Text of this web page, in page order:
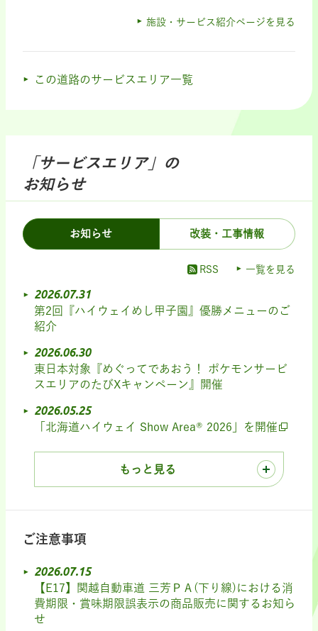
施設・サービス紹介ページを見る
この道路のサービスエリア一覧
「サービスエリア」の
お知らせ
お知らせ 改装・工事情報
RSS 一覧を見る
2026.07.31
第2回『ハイウェイめし甲子園』優勝メニューのご
紹介
2026.06.30
東日本対象『めぐってであおう！ ポケモンサービ
スエリアのたびXキャンペーン』開催
2026.05.25
「北海道ハイウェイ Show Area® 2026」を開催
もっと見る
ご注意事項
2026.07.15
【E17】関越自動車道 三芳ＰＡ(下り線)における消
費期限・賞味期限誤表示の商品販売に関するお知ら
せ